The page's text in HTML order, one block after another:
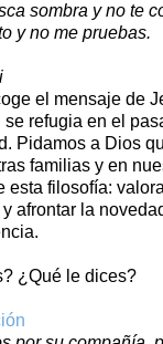
sombra y no te
y no me pruebas.
el mensaje de
se refugia en el
Pidamos a Dios
familias y en
esta filosofía:
afrontar la
¿Qué le dices?